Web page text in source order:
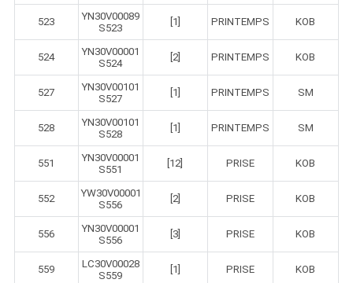
523
YN30V00089
S523
[1] PRINTEMPS KOB
524
YN30V00001
S524
[2] PRINTEMPS KOB
527
YN30V00101
S527
[1] PRINTEMPS SM
528
YN30V00101
S528
[1] PRINTEMPS SM
551
YN30V00001
S551
[12] PRISE KOB
552
YW30V00001
S556
[2] PRISE KOB
556
YN30V00001
S556
[3] PRISE KOB
559
LC30V00028
S559
[1] PRISE KOB